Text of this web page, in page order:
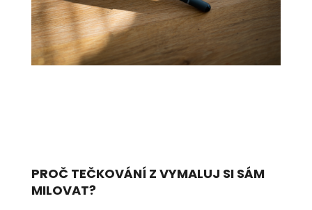
PROČ TEČKOVÁNÍ Z VYMALUJ SI SÁM
MILOVAT?